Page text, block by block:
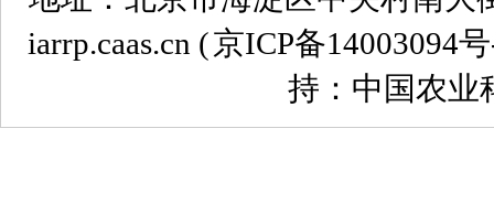
iarrp.caas.cn (京ICP备14003094
持：中国农